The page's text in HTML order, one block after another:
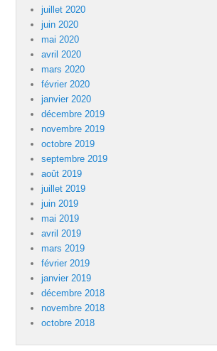
juillet 2020
juin 2020
mai 2020
avril 2020
mars 2020
février 2020
janvier 2020
décembre 2019
novembre 2019
octobre 2019
septembre 2019
août 2019
juillet 2019
juin 2019
mai 2019
avril 2019
mars 2019
février 2019
janvier 2019
décembre 2018
novembre 2018
octobre 2018